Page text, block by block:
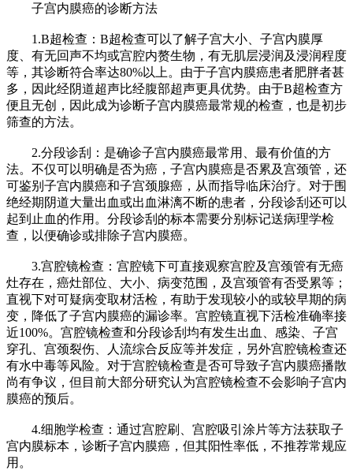
子宫内膜癌的诊断方法
1.B超检查：B超检查可以了解子宫大小、子宫内膜厚
度、有无回声不均或宫腔内赘生物，有无肌层浸润及浸润程度
等，其诊断符合率达80%以上。由于子宫内膜癌患者肥胖者甚
多，因此经阴道超声比经腹部超声更具优势。由于B超检查方
便且无创，因此成为诊断子宫内膜癌最常规的检查，也是初步
筛查的方法。
2.分段诊刮：是确诊子宫内膜癌最常用、最有价值的方
法。不仅可以明确是否为癌，子宫内膜癌是否累及宫颈管，还
可鉴别子宫内膜癌和子宫颈腺癌，从而指导临床治疗。对于围
绝经期阴道大量出血或出血淋漓不断的患者，分段诊刮还可以
起到止血的作用。分段诊刮的标本需要分别标记送病理学检
查，以便确诊或排除子宫内膜癌。
3.宫腔镜检查：宫腔镜下可直接观察宫腔及宫颈管有无癌
灶存在，癌灶部位、大小、病变范围，及宫颈管有否受累等；
直视下对可疑病变取材活检，有助于发现较小的或较早期的病
变，降低了子宫内膜癌的漏诊率。宫腔镜直视下活检准确率接
近100%。宫腔镜检查和分段诊刮均有发生出血、感染、子宫
穿孔、宫颈裂伤、人流综合反应等并发症，另外宫腔镜检查还
有水中毒等风险。对于宫腔镜检查是否可导致子宫内膜癌播散
尚有争议，但目前大部分研究认为宫腔镜检查不会影响子宫内
膜癌的预后。
4.细胞学检查：通过宫腔刷、宫腔吸引涂片等方法获取子
宫内膜标本，诊断子宫内膜癌，但其阳性率低，不推荐常规应
用。